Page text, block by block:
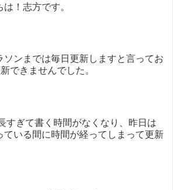
！志方です。
ソンまでは毎日更新しますと言ってお
できませんでした。
すぎて書く時間がなくなり、昨日は
ている間に時間が経ってしまって更新